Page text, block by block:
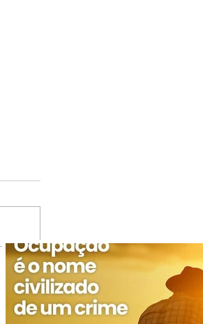
JUSTIÇA ESTADUAL DA
BAHIA AMEAÇA DIREITOS
INDÍGENAS